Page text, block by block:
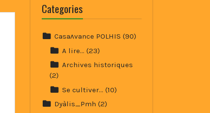
Categories
Casaʌvance POLHIS (90)
A lire… (23)
Archives historiques
(2)
Se cultiver… (10)
Dyàlis_Pmh (2)